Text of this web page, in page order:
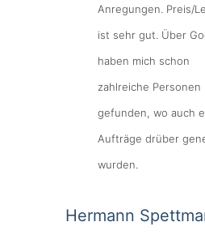
Anregungen. Preis/
ist sehr gut. Über
haben mich schon
zahlreiche Personen
gefunden, wo auch
Aufträge drüber
wurden.
Hermann